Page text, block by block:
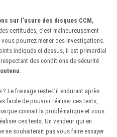
sur l’usure des disques CCM,
certitudes, c’est malheureusement
pourrez mener des investigations.
indiqués ci-dessus, il est primordial
respectant des conditions de sécurité
.
Le freinage reste-t’il endurant après
facile de pouvoir réaliser ces tests,
connait la problématique et vous
ces tests. Un vendeur qui en
ne souhaiterait pas vous faire essayer